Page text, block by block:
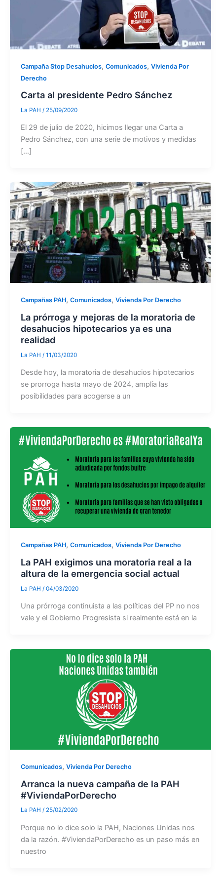
Campaña Stop Desahucios, Comunicados, Vivienda Por
Derecho
Carta al presidente Pedro Sánchez
La PAH / 25/09/2020
El 29 de julio de 2020, hicimos llegar una Carta a
Pedro Sánchez, con una serie de motivos y medidas
[…]
Campañas PAH, Comunicados, Vivienda Por Derecho
La prórroga y mejoras de la moratoria de
desahucios hipotecarios ya es una
realidad
La PAH / 11/03/2020
Desde hoy, la moratoria de desahucios hipotecarios
se prorroga hasta mayo de 2024, amplía las
posibilidades para acogerse a un
Campañas PAH, Comunicados, Vivienda Por Derecho
La PAH exigimos una moratoria real a la
altura de la emergencia social actual
La PAH / 04/03/2020
Una prórroga continuista a las políticas del PP no nos
vale y el Gobierno Progresista si realmente está en la
Comunicados, Vivienda Por Derecho
Arranca la nueva campaña de la PAH
#ViviendaPorDerecho
La PAH / 25/02/2020
Porque no lo dice solo la PAH, Naciones Unidas nos
da la razón. #ViviendaPorDerecho es un paso más en
nuestro